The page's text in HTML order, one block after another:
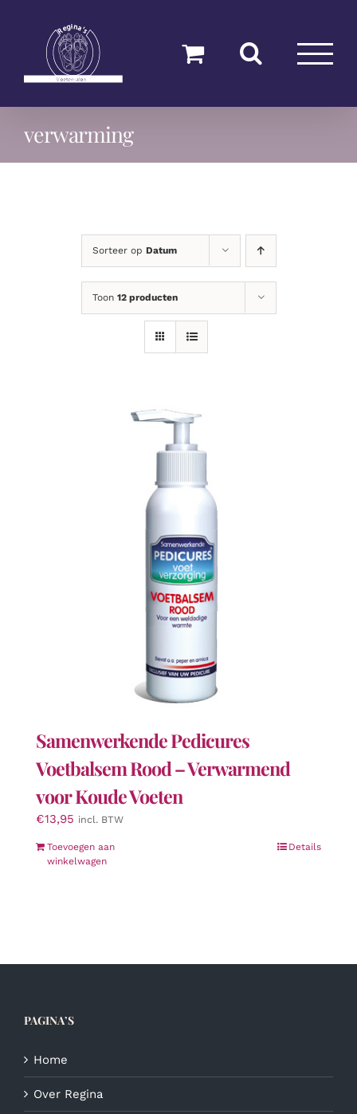
verwarming
Sorteer op Datum
Toon 12 producten
Samenwerkende Pedicures
Voetbalsem Rood – Verwarmend
voor Koude Voeten
€13,95 incl. BTW
Toevoegen aan
winkelwagen
Details
PAGINA’S
Home
Over Regina